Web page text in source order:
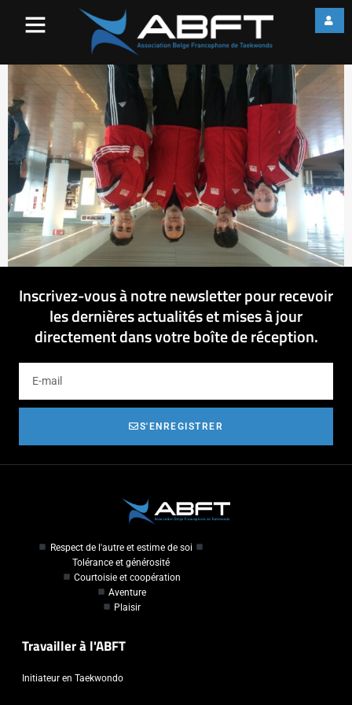
Inscrivez-vous à notre newsletter pour recevoir
les dernières actualités et mises à jour
directement dans votre boîte de réception.
S'ENREGISTRER
Respect de l'autre et estime de soi
Tolérance et générosité
Courtoisie et coopération
Aventure
Plaisir
Travailler à l'ABFT
Initiateur en Taekwondo